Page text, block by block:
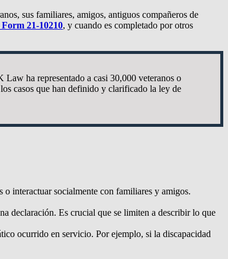
sus familiares, amigos, antiguos compañeros de
21-10210, y cuando es completado por otros
ha representado a casi 30,000 veteranos o
casos que han definido y clarificado la ley de
o interactuar socialmente con familiares y amigos.
declaración. Es crucial que se limiten a describir lo que
ocurrido en servicio. Por ejemplo, si la discapacidad